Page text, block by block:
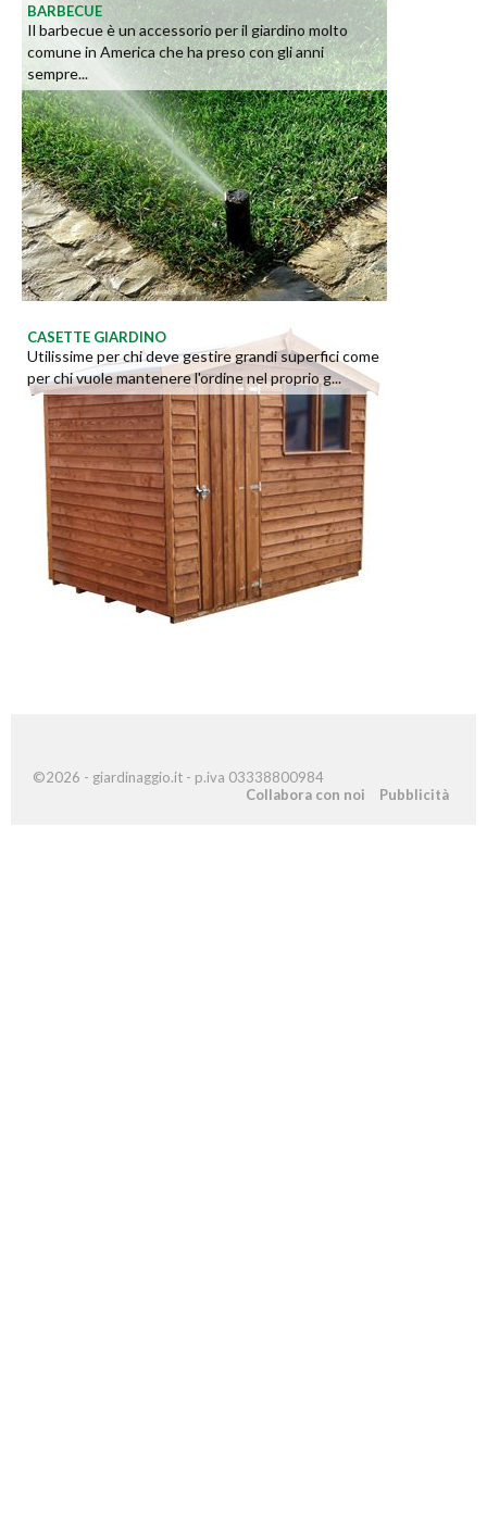
BARBECUE
Il barbecue è un accessorio per il giardino molto
comune in America che ha preso con gli anni
sempre...
CASETTE GIARDINO
Utilissime per chi deve gestire grandi superfici come
per chi vuole mantenere l'ordine nel proprio g...
©2026 - giardinaggio.it - p.iva 03338800984
Collabora con noi
Pubblicità